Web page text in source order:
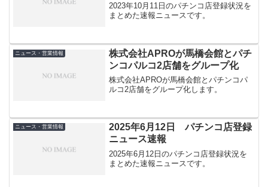
2023年10月11日のパチンコ店登録状況を
まとめた速報ニュースです。
ニュース・営業情報
株式会社APROが馬橋会館とパチ
ンコパルコ2店舗をグループ化
株式会社APROが馬橋会館とパチンコパ
ルコ2店舗をグループ化します。
ニュース・営業情報
2025年6月12日 パチンコ店登録
ニュース速報
2025年6月12日のパチンコ店登録状況を
まとめた速報ニュースです。